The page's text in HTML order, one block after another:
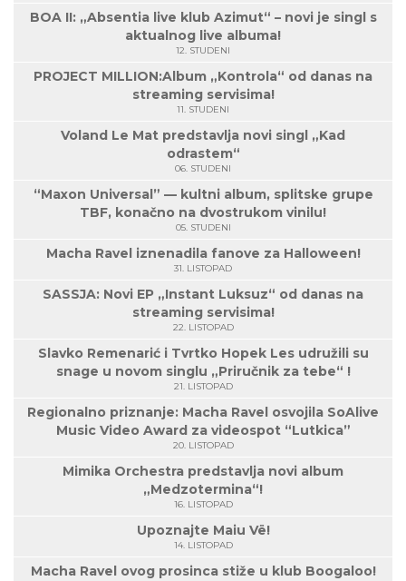
BOA II: „Absentia live klub Azimut“ – novi je singl s
aktualnog live albuma!
12. STUDENI
PROJECT MILLION:Album „Kontrola“ od danas na
streaming servisima!
11. STUDENI
Voland Le Mat predstavlja novi singl „Kad
odrastem“
06. STUDENI
“Maxon Universal” — kultni album, splitske grupe
TBF, konačno na dvostrukom vinilu!
05. STUDENI
Macha Ravel iznenadila fanove za Halloween!
31. LISTOPAD
SASSJA: Novi EP „Instant Luksuz“ od danas na
streaming servisima!
22. LISTOPAD
Slavko Remenarić i Tvrtko Hopek Les udružili su
snage u novom singlu „Priručnik za tebe“ !
21. LISTOPAD
Regionalno priznanje: Macha Ravel osvojila SoAlive
Music Video Award za videospot “Lutkica”
20. LISTOPAD
Mimika Orchestra predstavlja novi album
„Medzotermina“!
16. LISTOPAD
Upoznajte Maiu Vë!
14. LISTOPAD
Macha Ravel ovog prosinca stiže u klub Boogaloo!